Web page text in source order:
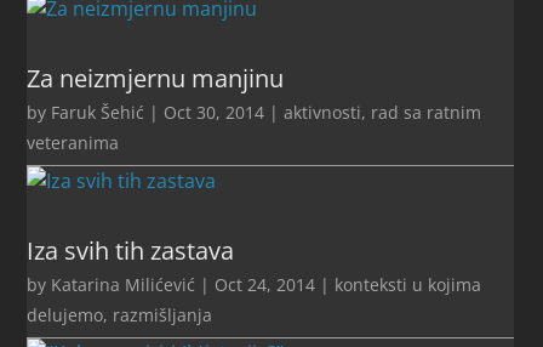
Za neizmjernu manjinu
by Faruk Šehić | Oct 30, 2014 |aktivnosti, rad sa ratnim
veteranima
Iza svih tih zastava
by Katarina Milićević | Oct 24, 2014 | konteksti u kojima
delujemo, razmišljanja